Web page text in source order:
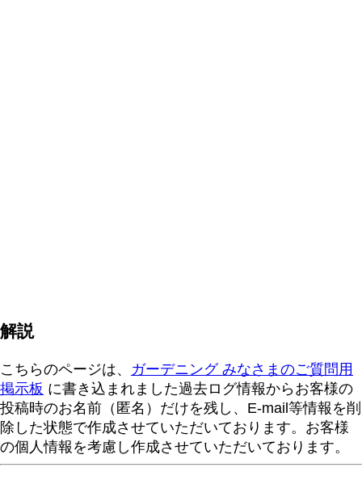
解説
こちらのページは、 ガーデニング みなさまのご質問用
掲示板 に書き込まれました過去ログ情報からお客様の
投稿時のお名前（匿名）だけを残し、E-mail等情報を削
除した状態で作成させていただいております。お客様
の個人情報を考慮し作成させていただいております。